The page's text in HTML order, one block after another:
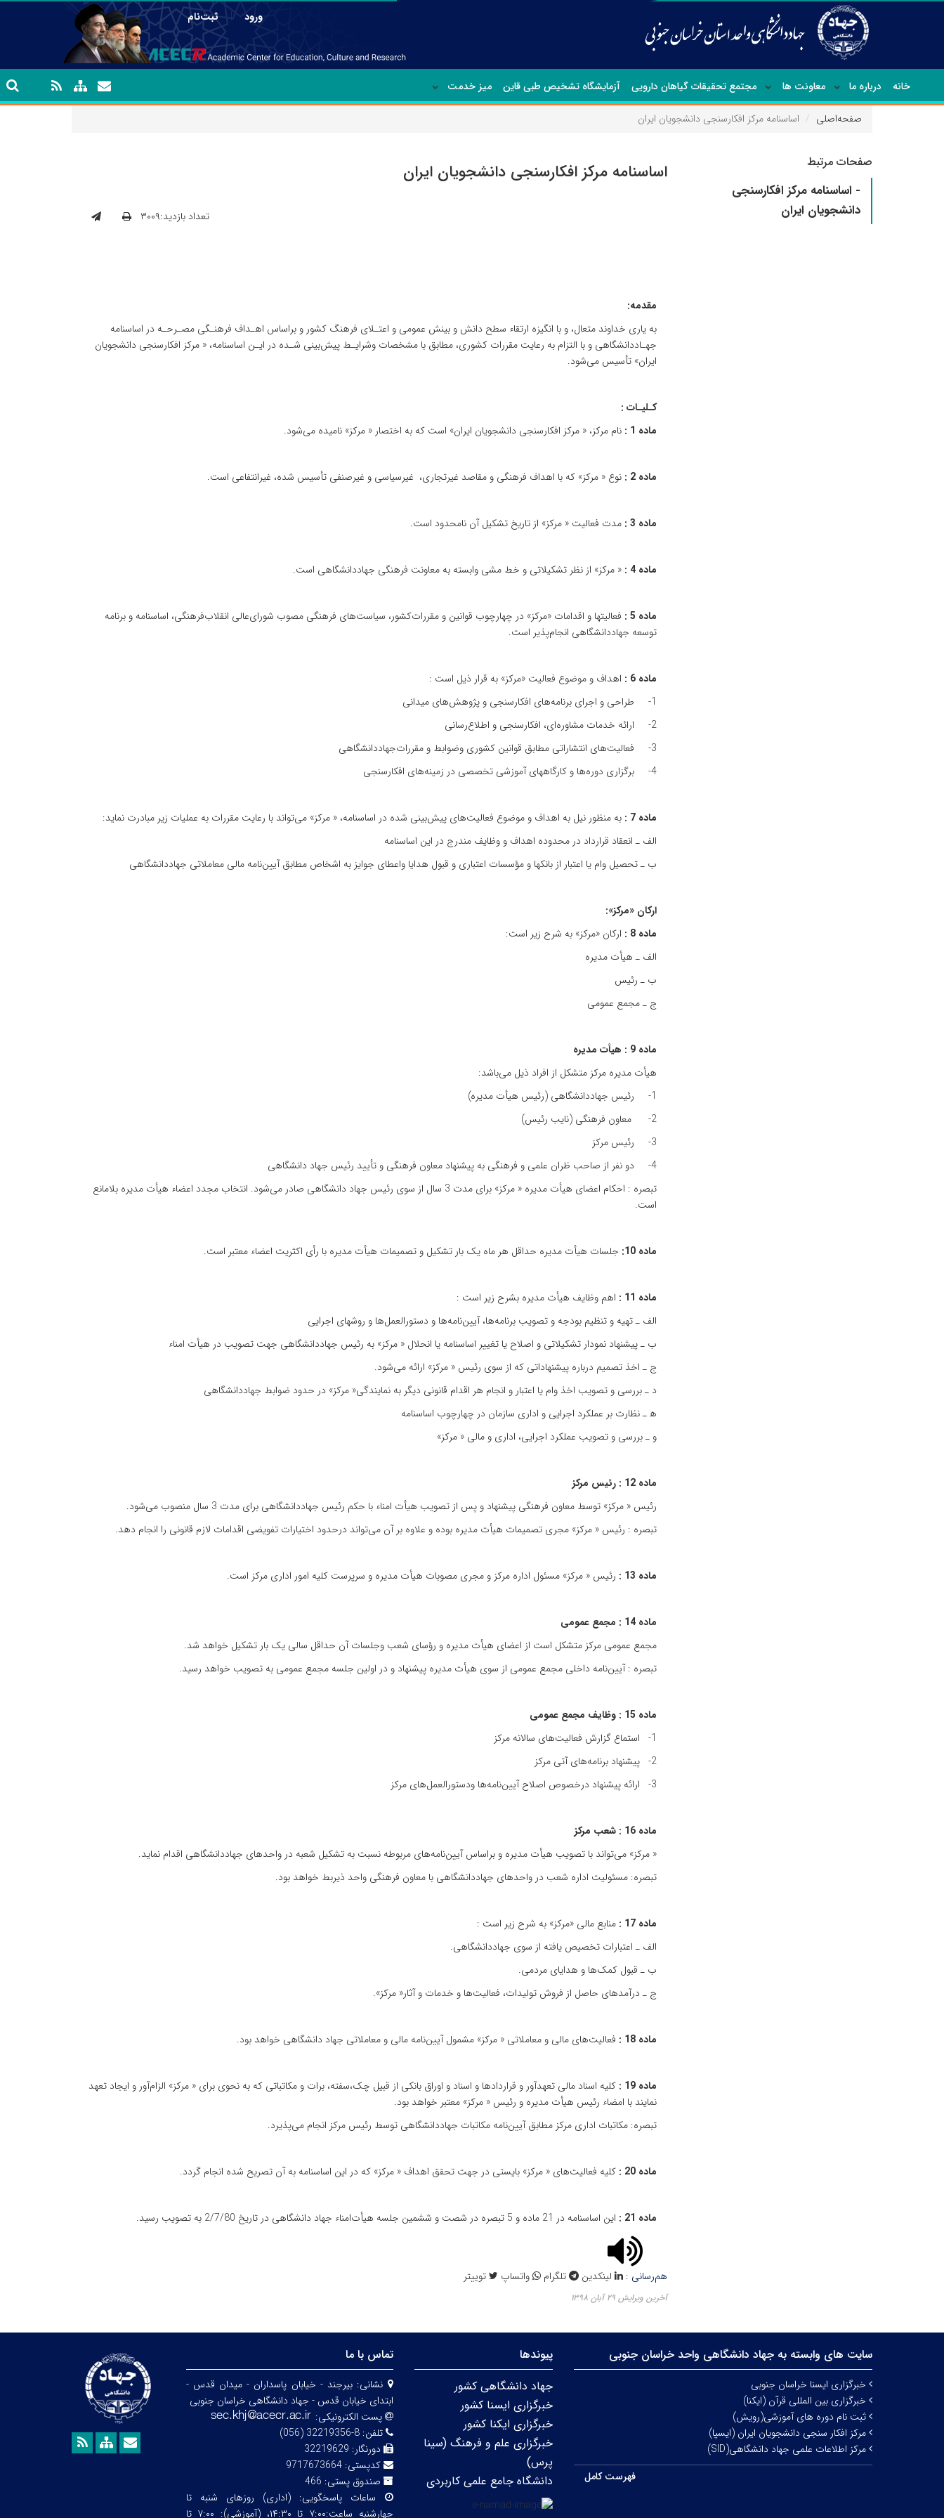
ورود | ثبت‌نام
خانه درباره ما معاونت ها مجتمع تحقیقات گیاهان دارویی آزمایشگاه تشخیص طبی قاین میز خدمت
صفحه‌اصلی اساسنامه‌ مرکز افکارسنجی‌ دانشجویان‌ ایران‌
اساسنامه‌ مرکز افکارسنجی‌ دانشجویان‌ ایران‌
تعداد بازدید:۳۰۰۹
مقدمه‌:
به‌ یاری‌ خداوند متعال‌، و با انگیزه‌ ارتقاء سطح‌ دانش‌ و بینش‌ عمومی‌ و اعتـلای‌ فرهنگ‌ کشور و براساس‌ اهـداف‌ فرهنـگی‌ مصـرحـه‌ در اساسنامه‌
جهـاددانشگاهی‌ و با التزام‌ به‌ رعایت‌ مقررات‌ کشوری‌، مطابق‌ با مشخصات‌ وشرایـط پیش‌بینی‌ شـده‌ در ایـن‌ اساسنامه‌، « مرکز افکارسنجی‌ دانشجویان
‌ایران‌» تأسیس‌ می‌شود.
کـلیـات :
ماده‌ 1 :
نام‌ مرکز، « مرکز افکارسنجی‌ دانشجویان‌ ایران‌» است‌ که‌ به‌ اختصار « مرکز» نامیده‌ می‌شود.
ماده‌ 2 : نوع‌ « مرکز» که‌ با اهداف‌ فرهنگی‌ و مقاصد غیرتجاری‌، غیرسیاسی‌ و غیرصنفی‌ تأسیس‌ شده‌، غیرانتفاعی‌ است‌.
ماده‌ 3 : مدت‌ فعالیت ‌« مرکز» از تاریخ‌ تشکیل‌ آن‌ نامحدود است‌.
ماده‌ 4 : « مرکز» از نظر تشکیلاتی‌ و خط مشی‌ وابسته‌ به‌ معاونت‌ فرهنگی‌ جهاددانشگاهی‌ است‌.
ماده‌ 5 :
فعالیتها و اقدامات ‌«مرکز» در چهارچوب ‌‌قوانین‌ و مقررات‌‌کشور، سیاست‌های ‌‌فرهنگی‌ مصوب‌ شورای‌‌عالی‌ انقلاب‌‌فرهنگی‌، اساسنامه‌ و برنامه‌
توسعه‌ جهاددانشگاهی‌ انجام‌پذیر است‌.
ماده‌ 6 :
اهداف‌ و موضوع‌ فعالیت‌ «مرکز» به‌ قرار ذیل‌ است :
1- طراحی‌ و اجرای‌ برنامه‌های‌ افکارسنجی‌ و پژوهش‌های‌ میدانی‌
2- ارائه‌ خدمات‌ مشاوره‌ای‌، افکارسنجی‌ و اطلاع‌رسانی‌
3- فعالیت‌های انتشاراتی‌ مطابق‌ قوانین‌ کشوری‌ وضوابط و مقررات‌جهاددانشگاهی‌
4- برگزاری‌ دوره‌ها و کارگاههای‌ آموزشی‌ تخصصی‌ در زمینه‌های ‌افکارسنجی‌
ماده‌ 7 :
به‌ منظور نیل‌ به‌ اهداف‌ و موضوع‌ فعالیت‌های پیش‌بینی‌ شده‌ در اساسنامه‌، « مرکز» می‌تواند با رعایت‌ مقررات‌ به‌ عملیات‌ زیر مبادرت‌ نماید:
الف‌ ـ انعقاد قرارداد در محدوده‌ اهداف‌ و وظایف‌ مندرج‌ در این‌ اساسنامه‌
ب‌ ـ تحصیل‌ وام‌ یا اعتبار از بانکها و مؤسسات‌ اعتباری‌ و قبول‌ هدایا واعطای‌ جوایز به‌ اشخاص‌ مطابق‌ آیین‌نامه‌ مالی‌ معاملاتی‌ جهاددانشگاهی‌
ارکان‌ «مرکز»:
ماده‌ 8 :
ارکان‌ «مرکز» به‌ شرح‌ زیر است‌:
الف‌ ـ هیأت‌ مدیره‌
ب‌ ـ رئیس‌
ج‌ ـ مجمع‌ عمومی‌
ماده‌ 9 : هیأت‌ مدیره‌
هیأت‌ مدیره‌ مرکز متشکل‌ از افراد ذیل‌ می‌باشد:
1- رئیس‌ جهاددانشگاهی‌ (رئیس‌ هیأت‌ مدیره)
2- ‌ معاون‌ فرهنگی‌ (نایب‌ رئیس‌)
3- رئیس‌ مرکز
4- دو نفر از صاحب‌ ظران‌ علمی‌ و فرهنگی‌ به‌ پیشنهاد معاون‌ فرهنگی‌ و تأیید رئیس‌ جهاد دانشگاهی‌
تبصره‌ : احکام‌ اعضای‌ هیأت‌ مدیره‌ « مرکز» برای‌ مدت‌ 3 سال‌ از سوی‌ رئیس‌ جهاد دانشگاهی‌ صادر می‌شود. انتخاب‌ مجدد اعضاء هیأت‌ مدیره‌ بلامانع‌
است‌.
ماده‌ 10: جلسات‌ هیأت‌ مدیره‌ حداقل‌ هر ماه‌ یک‌ بار تشکیل‌ و تصمیمات‌ هیأت ‌مدیره‌ با رأی‌ اکثریت‌ اعضاء معتبر است‌.
ماده‌ 11 :
اهم‌ وظایف‌ هیأت‌ مدیره‌ بشرح‌ زیر است :
الف‌ ـ تهیه‌ و تنظیم ‌‌بودجه‌ و تصویب ‌‌برنامه‌ها، آیین‌نامه‌ها و دستورالعمل‌ها و روشهای‌ اجرایی‌
ب‌ ـ پیشنهاد نمودار تشکیلاتی‌ و اصلاح‌ یا تغییر اساسنامه‌ یا انحلال‌ « مرکز» به‌ رئیس‌ جهاددانشگاهی‌ جهت‌ تصویب‌ در هیأت‌ امناء
ج‌ ـ اخذ تصمیم‌ درباره‌ پیشنهاداتی‌ که‌ از سوی‌ رئیس‌ « مرکز» ارائه‌ می‌شود.
د ـ بررسی‌ و تصویب‌ اخذ وام‌ یا اعتبار و انجام‌ هر اقدام‌ قانونی‌ دیگر به ‌نمایندگی‌« مرکز» در حدود ضوابط جهاددانشگاهی‌
ه‍ ـ نظارت‌ بر عملکرد اجرایی‌ و اداری‌ سازمان‌ در چهارچوب‌ اساسنامه
و ـ بررسی‌ و تصویب‌ عملکرد اجرایی‌، اداری‌ و مالی‌ « مرکز»
ماده‌ 12 : رئیس‌ مرکز
رئیس‌ « مرکز» توسط معاون‌ فرهنگی‌ پیشنهاد و پس‌ از تصویب‌ هیأت‌ امناء با حکم‌ رئیس‌ جهاددانشگاهی‌ برای‌ مدت‌ 3 سال‌ منصوب‌ می‌شود.
تبصره ‌: رئیس‌ « مرکز» مجری‌ تصمیمات‌ هیأت‌ مدیره‌ بوده‌ و علاوه‌ بر آن‌ می‌تواند درحدود اختیارات‌ تفویضی‌ اقدامات‌ لازم‌ قانونی‌ را انجام‌ دهد.
ماده‌ 13 : رئیس‌ « مرکز» مسئول‌ اداره‌ مرکز و مجری‌ مصوبات‌ هیأت‌ مدیره‌ و سرپرست‌ کلیه‌ امور اداری‌ مرکز است‌.
ماده‌ 14 : مجمع‌ عمومی‌
مجمع‌ عمومی‌ مرکز متشکل‌ است‌ از اعضای‌ هیأت‌ مدیره‌ و رؤسای‌ شعب‌ وجلسات‌ آن‌ حداقل‌ سالی‌ یک‌ بار تشکیل‌ خواهد شد.
تبصره‌ : آیین‌نامه داخلی‌ مجمع‌ عمومی‌ از سوی‌ هیأت‌ مدیره‌ پیشنهاد و در اولین‌ جلسه‌ مجمع‌ عمومی‌ به‌ تصویب‌ خواهد رسید.
ماده‌ 15 : وظایف‌ مجمع‌ عمومی‌
1- استماع‌ گزارش‌ فعالیت‌های سالانه‌ مرکز
2- پیشنهاد برنامه‌های‌ آتی‌ مرکز
3- ارائه‌ پیشنهاد درخصوص‌ اصلاح‌ آیین‌نامه‌ها ودستورالعمل‌های‌ مرکز
ماده‌ 16 : شعب‌ مرکز
« مرکز» می‌تواند با تصویب‌ هیأت‌ مدیره‌ و براساس‌ آیین‌نامه‌های‌ مربوطه ‌نسبت‌ به‌ تشکیل‌ شعبه‌ در واحدهای‌ جهاددانشگاهی‌ اقدام‌ نماید.
تبصره‌: مسئولیت‌ اداره‌ شعب‌ در واحدهای‌ جهاددانشگاهی‌ با معاون‌ فرهنگی‌ واحد ذیربط خواهد بود.
ماده‌ 17 :
منابع‌ مالی‌ «مرکز» به‌ شرح‌ زیر است‌ :
الف‌ ـ اعتبارات‌ تخصیص‌ یافته‌ از سوی‌ جهاددانشگاهی‌.
ب‌ ـ قبول‌ کمک‌ها و هدایای‌ مردمی‌.
ج‌ ـ درآمدهای‌ حاصل‌ از فروش‌ تولیدات‌، فعالیت‌ها و خدمات‌ و آثار« مرکز».
ماده‌ 18 : فعالیت‌های مالی‌ و معاملاتی « مرکز» مشمول‌ آیین‌نامه‌ مالی‌ و معاملاتی ‌جهاد دانشگاهی‌ خواهد بود.
ماده‌ 19 :
کلیه‌ اسناد مالی‌ تعهدآور و قراردادها و اسناد و اوراق‌ بانکی‌ از قبیل‌ چک‌،سفته‌، برات‌ و مکاتباتی‌ که‌ به‌ نحوی‌ برای‌ « مرکز» الزام‌آور و ایجاد تعهد
نمایند با امضاء رئیس‌ هیأت‌ مدیره‌ و رئیس‌ « مرکز» معتبر خواهد بود.
تبصره‌: مکاتبات‌ اداری‌ مرکز مطابق‌ آیین‌نامه مکاتبات‌ جهاددانشگاهی‌ توسط رئیس‌ مرکز انجام‌ می‌پذیرد.
ماده‌ 20 : کلیه‌ فعالیت‌های « مرکز» بایستی‌ در جهت‌ تحقق‌ اهداف‌ « مرکز» که‌ در این‌ اساسنامه‌ به‌ آن‌ تصریح‌ شده‌ انجام‌ گردد.
ماده‌ 21 : این‌ اساسنامه‌ در 21 ماده‌ و 5 تبصره‌ در شصت ‌و ششمین‌ جلسه‌ هیأت‌امناء جهاد دانشگاهی‌ در تاریخ‌ 2/7/80 به‌ تصویب‌ رسید.
هم‌رسانی : لینکدین تلگرام واتساپ توییتر
آخرین ویرایش ۲۹ آبان ۱۳۹۸
صفحات مرتبط
- اساسنامه‌ مرکز افکارسنجی‌
دانشجویان‌ ایران‌
سایت های وابسته به جهاد دانشگاهی واحد خراسان جنوبی
خبرگزاری ایسنا خراسان جنوبی
خبرگزاری بین المللی قرآن (ایکنا)
ثبت نام دوره های آموزشی(رویش)
مرکز افکار سنجی دانشجویان ایران (ایسپا)
مرکز اطلاعات علمی جهاد دانشگاهی(SID)
فهرست کامل
پیوندها
جهاد دانشگاهی کشور
خبرگزاری ایسنا کشور
خبرگزاری ایکنا کشور
خبرگزاری علم و فرهنگ (سینا
پرس)
دانشگاه جامع علمی کاربردی
تماس با ما
نشانی: بیرجند - خیابان پاسداران - میدان قدس -
ابتدای خیابان قدس - جهاد دانشگاهی خراسان جنوبی
پست الکترونیکی:
تلفن:8-32219356 (056)
دورنگار: 32219629
کدپستی:9717673664
صندوق پستی: 466
ساعات پاسخگویی: (اداری) روزهای شنبه تا
چهارشنبه ساعت:۷:۰۰ تا ۱۴:۳۰، (آموزشی): ۷:۰۰ تا